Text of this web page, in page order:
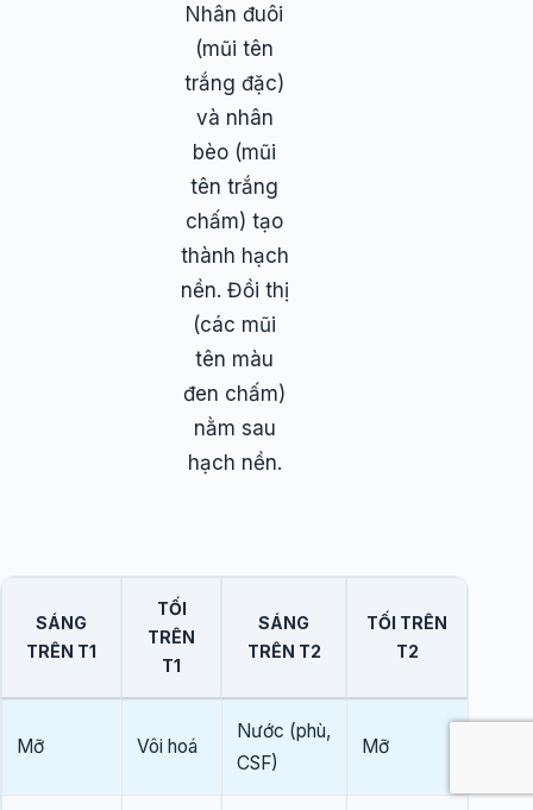
Nhân đuôi
(mũi tên
trắng đặc)
và nhân
bèo (mũi
tên trắng
chấm) tạo
thành hạch
nền. Đồi thị
(các mũi
tên màu
đen chấm)
nằm sau
hạch nền.
SÁNG
TRÊN T1
TỐI
TRÊN
T1
SÁNG
TRÊN T2
TỐI TRÊN
T2
Mỡ Vôi hoá
Nước (phù,
CSF)
Mỡ